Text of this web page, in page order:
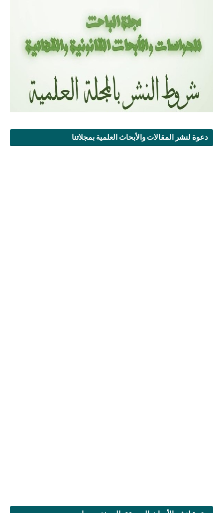
دعوة لنشر المقالات والأبحاث العلمية بمجلاتنا